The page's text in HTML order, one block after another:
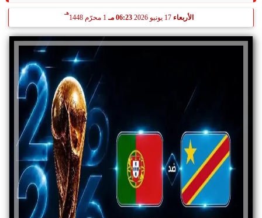
الأربعاء 17 يونيو 2026 06:23 مـ 1 محرّم 1448
هـ